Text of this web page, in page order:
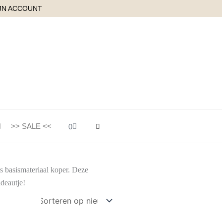
ACCOUNT
>> SALE << 0
Winkelwagen
koper. Deze